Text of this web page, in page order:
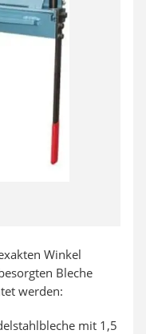
Winkel
Bleche
werden:
mit 1,5